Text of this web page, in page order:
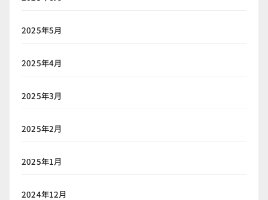
2025年5月
2025年4月
2025年3月
2025年2月
2025年1月
2024年12月